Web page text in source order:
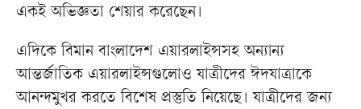
একই অভিজ্ঞতা শেয়ার করেছেন।
এদিকে বিমান বাংলাদেশ এয়ারলাইন্সসহ অন্যান্য
আন্তর্জাতিক এয়ারলাইন্সগুলোও যাত্রীদের ঈদযাত্রাকে
আনন্দমুখর করতে বিশেষ প্রস্তুতি নিয়েছে। যাত্রীদের জন্য